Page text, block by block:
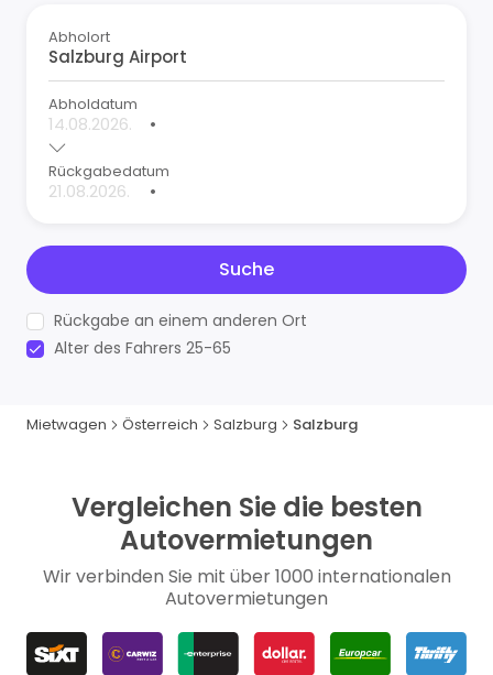
Abholort
Abholdatum
•
Rückgabedatum
•
Suche
Rückgabe an einem anderen Ort
Alter des Fahrers 25-65
Mietwagen Österreich Salzburg Salzburg
Vergleichen Sie die besten
Autovermietungen
Wir verbinden Sie mit über 1000 internationalen
Autovermietungen